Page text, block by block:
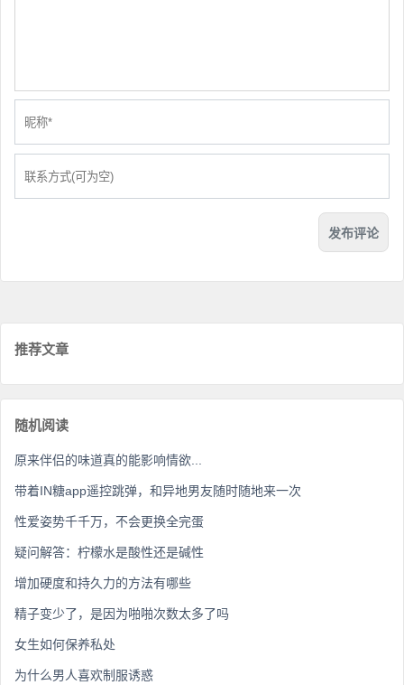
推荐文章
随机阅读
原来伴侣的味道真的能影响情欲...
带着IN糖app遥控跳弹，和异地男友随时随地来一次
性爱姿势千千万，不会更换全完蛋
疑问解答：柠檬水是酸性还是碱性
增加硬度和持久力的方法有哪些
精子变少了，是因为啪啪次数太多了吗
女生如何保养私处
为什么男人喜欢制服诱惑